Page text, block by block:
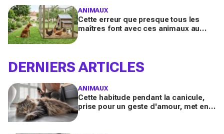
ANIMAUX
Cette erreur que presque tous les
maîtres font avec ces animaux au
DERNIERS ARTICLES
ANIMAUX
Cette habitude pendant la canicule,
prise pour un geste d'amour, met en